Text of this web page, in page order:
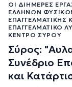
ΟΙ ΔΙΉΜΕΡΕΣ
ΕΛΛΉΝΩΝ
ΕΠΑΓΓΕΛΜΑΤΙΚΌ
ΚΈΝΤΡΟ ΣΎΡΟΥ
Σύρος:
Συνέδριο
και